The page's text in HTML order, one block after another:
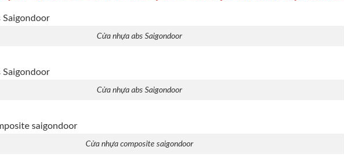
Cửa nhựa abs Saigondoor
Cửa nhựa abs Saigondoor
Cửa nhựa composite saigondoor